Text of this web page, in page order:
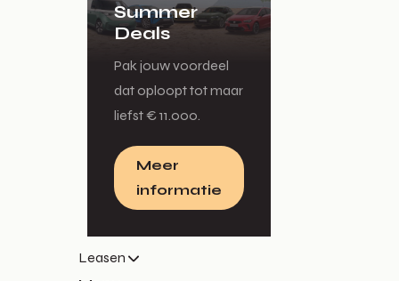
Summer
Deals
Pak jouw voordeel
dat oploopt tot maar
liefst € 11.000.
Meer
informatie
Leasen